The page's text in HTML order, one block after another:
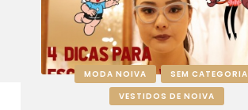
MODA NOIVA
SEM CATEGORIA
VESTIDOS DE NOIVA